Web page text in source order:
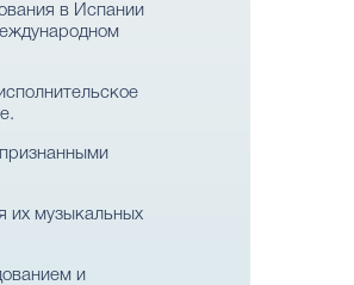
в Испании
их музыкальных
и